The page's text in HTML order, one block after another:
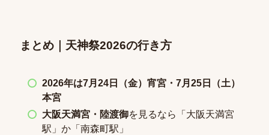
まとめ｜天神祭2026の行き方
2026年は7月24日（金）宵宮・7月25日（土）
本宮
大阪天満宮・陸渡御を見るなら「大阪天満宮
駅」か「南森町駅」